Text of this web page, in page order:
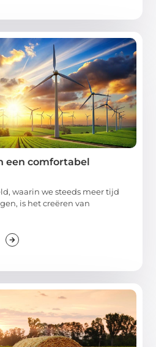
een comfortabel
waarin we steeds meer tijd
is het creëren van